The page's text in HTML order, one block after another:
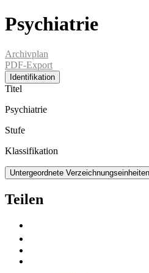
Psychiatrie
Archivplan
PDF-Export
Identifikation
Titel
Psychiatrie
Stufe
Klassifikation
Untergeordnete Verzeichnungseinheiten
Teilen